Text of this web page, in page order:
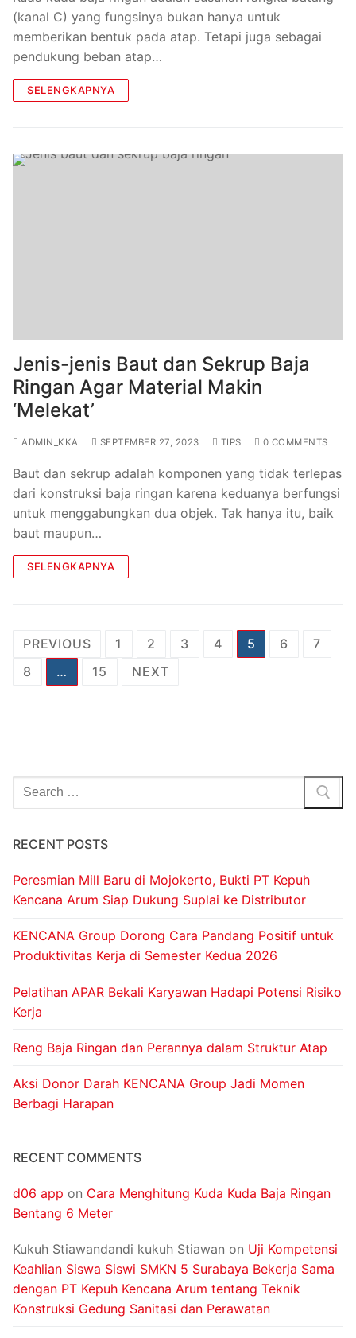
(kanal C) yang fungsinya bukan hanya untuk
memberikan bentuk pada atap. Tetapi juga sebagai
pendukung beban atap…
SELENGKAPNYA
Jenis-jenis Baut dan Sekrup Baja
Ringan Agar Material Makin
‘Melekat’
ADMIN_KKA SEPTEMBER 27, 2023 TIPS 0 COMMENTS
Baut dan sekrup adalah komponen yang tidak terlepas
dari konstruksi baja ringan karena keduanya berfungsi
untuk menggabungkan dua objek. Tak hanya itu, baik
baut maupun…
SELENGKAPNYA
PREVIOUS 1 2 3 4 5 6
7
8
… 15 NEXT
RECENT POSTS
Peresmian Mill Baru di Mojokerto, Bukti PT Kepuh
Kencana Arum Siap Dukung Suplai ke Distributor
KENCANA Group Dorong Cara Pandang Positif untuk
Produktivitas Kerja di Semester Kedua 2026
Pelatihan APAR Bekali Karyawan Hadapi Potensi Risiko
Kerja
Reng Baja Ringan dan Perannya dalam Struktur Atap
Aksi Donor Darah KENCANA Group Jadi Momen
Berbagi Harapan
RECENT COMMENTS
d06 app on Cara Menghitung Kuda Kuda Baja Ringan
Bentang 6 Meter
Kukuh Stiawandandi kukuh Stiawan on Uji Kompetensi
Keahlian Siswa Siswi SMKN 5 Surabaya Bekerja Sama
dengan PT Kepuh Kencana Arum tentang Teknik
Konstruksi Gedung Sanitasi dan Perawatan